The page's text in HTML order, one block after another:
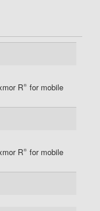
R® for mobile
R® for mobile